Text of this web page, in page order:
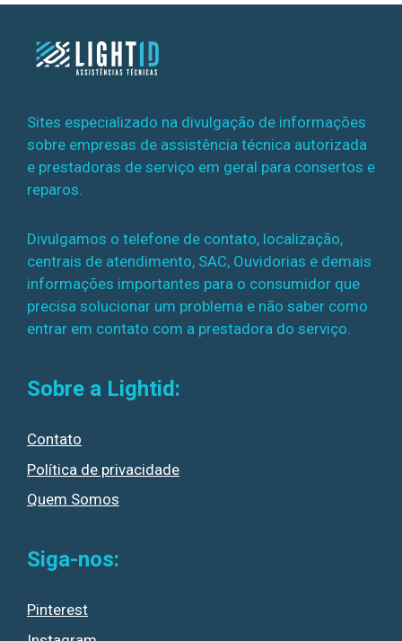
Sites especializado na divulgação de informações
sobre empresas de assistência técnica autorizada
e prestadoras de serviço em geral para consertos e
reparos.
Divulgamos o telefone de contato, localização,
centrais de atendimento, SAC, Ouvidorias e demais
informações importantes para o consumidor que
precisa solucionar um problema e não saber como
entrar em contato com a prestadora do serviço.
Sobre a Lightid:
Contato
Política de privacidade
Quem Somos
Siga-nos:
Pinterest